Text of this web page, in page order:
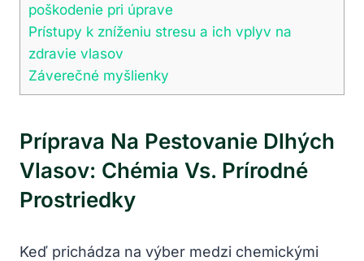
poškodenie ⁢pri úprave
Prístupy k zníženiu stresu a ich vplyv na​
zdravie ‍vlasov
Záverečné​ myšlienky
Príprava ⁣na Pestovanie Dlhých
‍vlasov: Chémia ⁤vs. ‍prírodné
Prostriedky
Keď​ prichádza na výber medzi chemickými